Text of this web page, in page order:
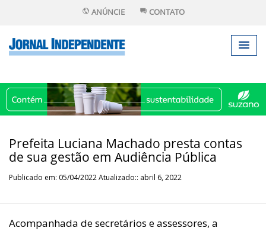
ANÚNCIE CONTATO
Prefeita Luciana Machado presta contas
de sua gestão em Audiência Pública
Publicado em: 05/04/2022 Atualizado:: abril 6, 2022
Acompanhada de secretários e assessores, a